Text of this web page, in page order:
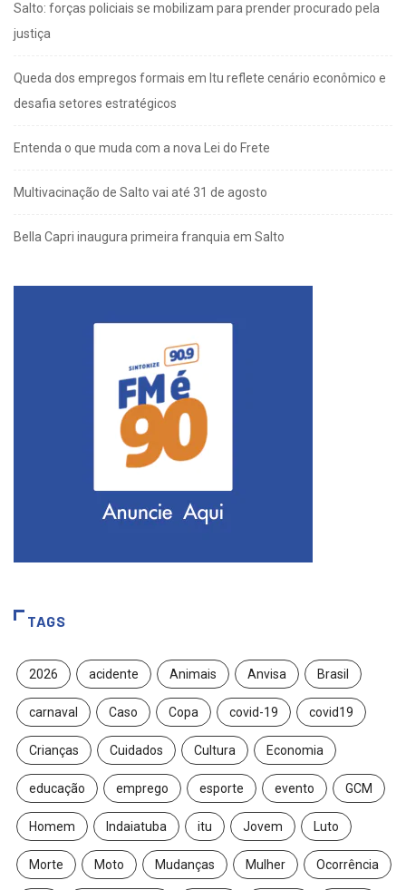
Salto: forças policiais se mobilizam para prender procurado pela
justiça
Queda dos empregos formais em Itu reflete cenário econômico e
desafia setores estratégicos
Entenda o que muda com a nova Lei do Frete
Multivacinação de Salto vai até 31 de agosto
Bella Capri inaugura primeira franquia em Salto
TAGS
2026 acidente Animais Anvisa Brasil
carnaval Caso Copa covid-19 covid19
Crianças Cuidados Cultura Economia
educação emprego esporte evento GCM
Homem Indaiatuba itu Jovem Luto
Morte Moto Mudanças Mulher Ocorrência